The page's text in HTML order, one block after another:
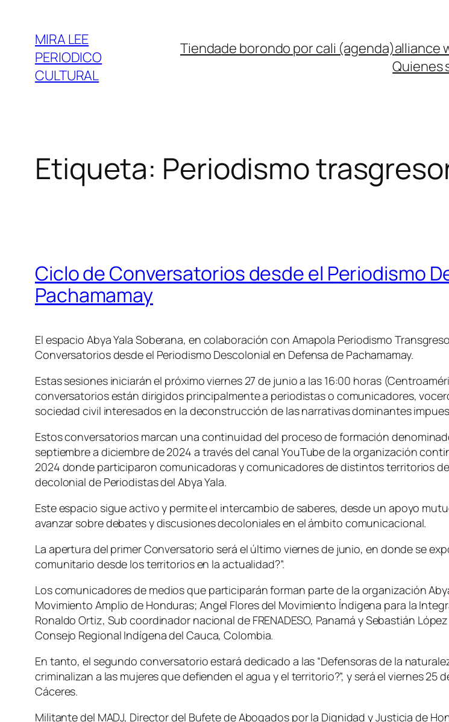
contenido
MIRA LEE
PERIODICO
CULTURAL
Tiendade borondo por cali (agenda)alliance
Quienes
Etiqueta: Periodismo
Ciclo de Conversatorios desde el Periodismo
Pachamamay
El espacio Abya Yala Soberana, en colaboración con Amapola Periodismo
Conversatorios desde el Periodismo Descolonial en Defensa de Pachamamay.
Estas sesiones iniciarán el próximo viernes 27 de junio a las 16:00 horas
conversatorios están dirigidos principalmente a periodistas o comunicadores,
sociedad civil interesados en la deconstrucción de las narrativas dominantes
Estos conversatorios marcan una continuidad del proceso de formación
septiembre a diciembre de 2024 a través del canal YouTube de la organización
2024 donde participaron comunicadoras y comunicadores de distintos territorios
decolonial de Periodistas del Abya Yala.
Este espacio sigue activo y permite el intercambio de saberes, desde un apoyo
avanzar sobre debates y discusiones decoloniales en el ámbito comunicacional.
La apertura del primer Conversatorio será el último viernes de junio, en donde se
comunitario desde los territorios en la actualidad?”.
Los comunicadores de medios que participarán forman parte de la organización
Movimiento Amplio de Honduras; Angel Flores del Movimiento Índigena para la
Ronaldo Ortiz, Sub coordinador nacional de FRENADESO, Panamá y Sebastián
Consejo Regional Indígena del Cauca, Colombia.
En tanto, el segundo conversatorio estará dedicado a las “Defensoras de la
criminalizan a las mujeres que defienden el agua y el territorio?”, y será el viernes
Cáceres.
Militante del MADJ, Director del Bufete de Abogados por la Dignidad y Justicia de